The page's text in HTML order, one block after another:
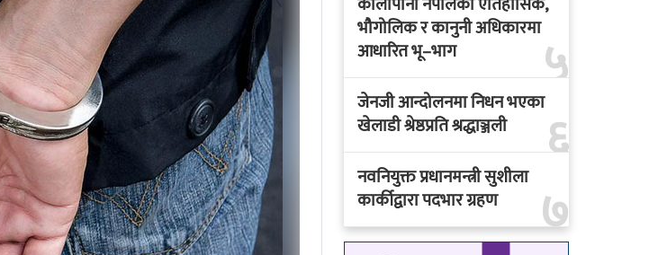
५
भौगोलिक र कानुनी अधिकारमा
आधारित भू–भाग
६
जेनजी आन्दोलनमा निधन भएका
खेलाडी श्रेष्ठप्रति श्रद्धाञ्जली
७
नवनियुक्त प्रधानमन्त्री सुशीला
कार्कीद्वारा पदभार ग्रहण